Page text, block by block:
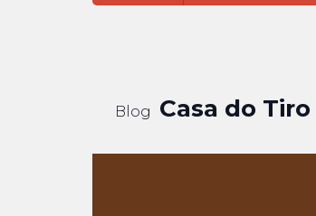
Blog Casa do Tiro